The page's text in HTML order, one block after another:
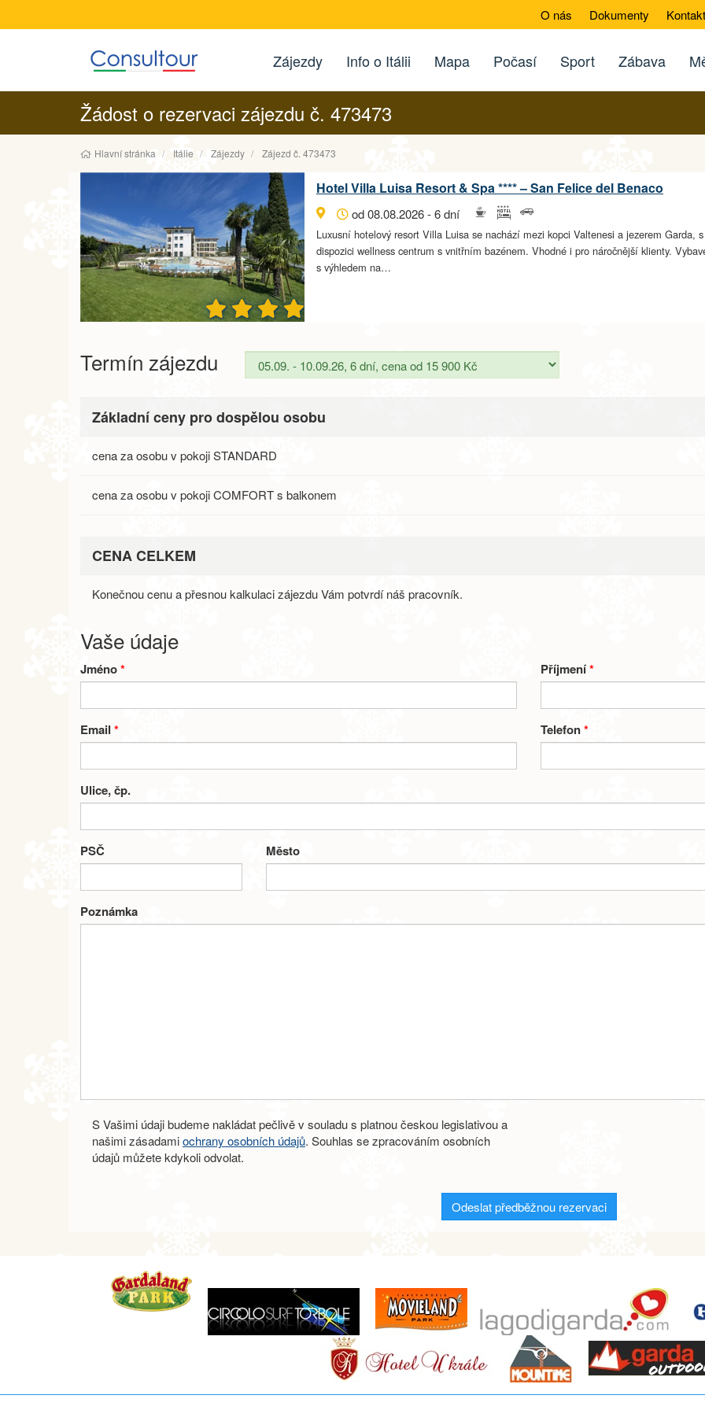
O nás Dokumenty
Zájezdy Info o Itálii Mapa Počasí Sport Zábava
Žádost o rezervaci zájezdu č. 473473
Hlavní stránka Itálie Zájezdy Zájezd č. 473473
Hotel Villa Luisa Resort & Spa **** – San Felice del Benaco
od 08.08.2026 - 6 dní
Luxusní hotelový resort Villa Luisa se nachází mezi kopci Valtenesi a jezerem Garda,
dispozici wellness centrum s vnitřním bazénem. Vhodné i pro náročnější klienty.
s výhledem na…
Termín zájezdu
Základní ceny pro dospělou osobu
cena za osobu v pokoji STANDARD
cena za osobu v pokoji COMFORT s balkonem
CENA CELKEM
Konečnou cenu a přesnou kalkulaci zájezdu Vám potvrdí náš pracovník.
Vaše údaje
Jméno* Příjmení*
Email * Telefon*
Ulice, čp.
PSČ Město
Poznámka
S Vašimi údaji budeme nakládat pečlivě v souladu s platnou českou legislativou a
našimi zásadamiochrany osobních údajů. Souhlas se zpracováním osobních
údajů můžete kdykoli odvolat.
Odeslat předběžnou rezervaci